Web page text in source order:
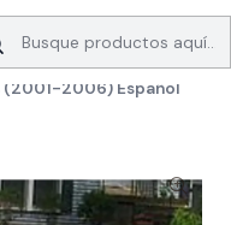
AUTOMOTRIZ
Dodge
(2001-2006) Español